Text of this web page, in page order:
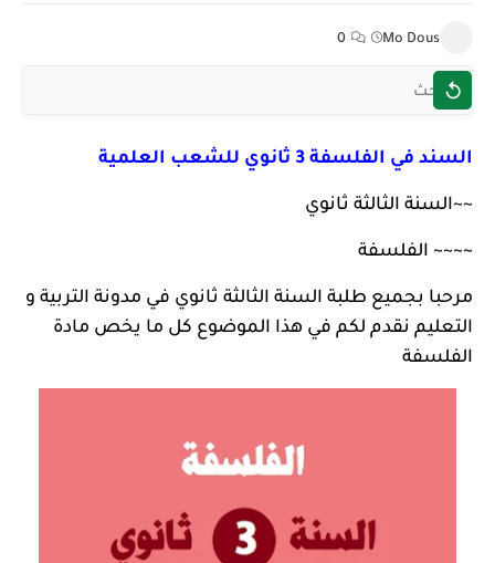
Mo Dous
0
السند في الفلسفة 3 ثانوي للشعب العلمية
~~السنة الثالثة ثانوي
~~~~ الفلسفة
مرحبا بجميع طلبة السنة الثالثة ثانوي في مدونة التربية و
التعليم نقدم لكم في هذا الموضوع كل ما يخص مادة
الفلسفة